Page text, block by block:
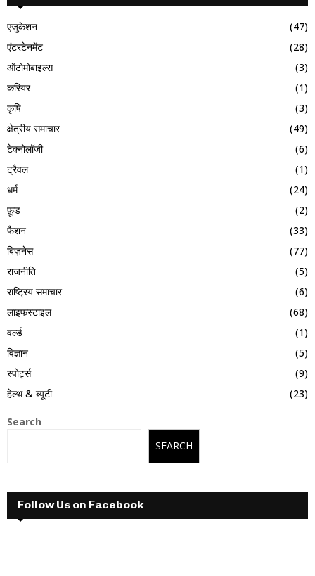
एजुकेशन
(47)
एंटरटेनमेंट
(28)
ऑटोमोबाइल्स
(3)
करियर
(1)
कृषि
(3)
क्षेत्रीय समाचार
(49)
टेक्नोलॉजी
(6)
ट्रैवल
(1)
धर्म
(24)
फ़ूड
(2)
फैशन
(33)
बिज़नेस
(77)
राजनीति
(5)
राष्ट्रिय समाचार
(6)
लाइफस्टाइल
(68)
वर्ल्ड
(1)
विज्ञान
(5)
स्पोर्ट्स
(9)
हेल्थ & ब्यूटी
(23)
Search
SEARCH
Follow Us on Facebook